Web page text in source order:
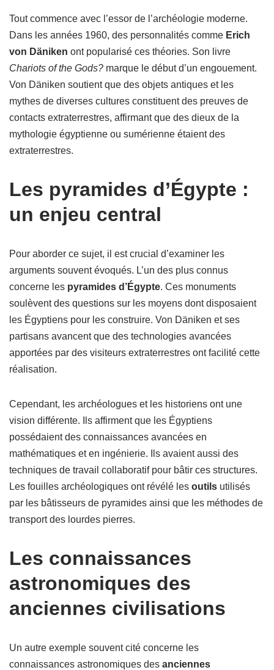
Tout commence avec l’essor de l’archéologie moderne.
Dans les années 1960, des personnalités comme Erich
von Däniken ont popularisé ces théories. Son livre
Chariots of the Gods? marque le début d’un engouement.
Von Däniken soutient que des objets antiques et les
mythes de diverses cultures constituent des preuves de
contacts extraterrestres, affirmant que des dieux de la
mythologie égyptienne ou sumérienne étaient des
extraterrestres.
Les pyramides d’Égypte :
un enjeu central
Pour aborder ce sujet, il est crucial d’examiner les
arguments souvent évoqués. L’un des plus connus
concerne les pyramides d’Égypte. Ces monuments
soulèvent des questions sur les moyens dont disposaient
les Égyptiens pour les construire. Von Däniken et ses
partisans avancent que des technologies avancées
apportées par des visiteurs extraterrestres ont facilité cette
réalisation.
Cependant, les archéologues et les historiens ont une
vision différente. Ils affirment que les Égyptiens
possédaient des connaissances avancées en
mathématiques et en ingénierie. Ils avaient aussi des
techniques de travail collaboratif pour bâtir ces structures.
Les fouilles archéologiques ont révélé les outils utilisés
par les bâtisseurs de pyramides ainsi que les méthodes de
transport des lourdes pierres.
Les connaissances
astronomiques des
anciennes civilisations
Un autre exemple souvent cité concerne les
connaissances astronomiques des anciennes